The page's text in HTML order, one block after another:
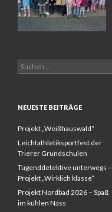
Suchen
nach:
NEUESTE BEITRÄGE
Projekt „Weißhauswald“
Leichtathletiksportfest der
Trierer Grundschulen
Tugenddetektive unterwegs –
Projekt „Wirklich klasse“
Projekt Nordbad 2026 – Spaß
im kühlen Nass